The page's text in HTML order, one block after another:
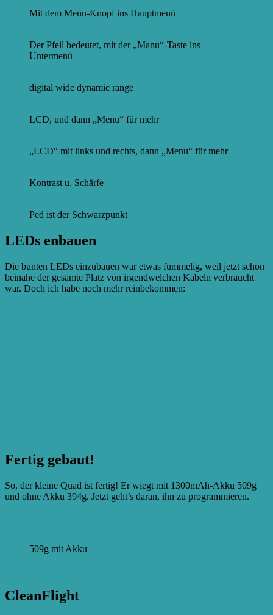
Mit dem Menu-Knopf ins Hauptmenü
Der Pfeil bedeutet, mit der „Manu“-Taste ins
Untermenü
digital wide dynamic range
LCD, und dann „Menu“ für mehr
„LCD“ mit links und rechts, dann „Menu“ für mehr
Kontrast u. Schärfe
Ped ist der Schwarzpunkt
LEDs enbauen
Die bunten LEDs einzubauen war etwas fummelig, weil jetzt schon
beinahe der gesamte Platz von irgendwelchen Kabeln verbraucht
war. Doch ich habe noch mehr reinbekommen:
Fertig gebaut!
So, der kleine Quad ist fertig! Er wiegt mit 1300mAh-Akku 509g
und ohne Akku 394g. Jetzt geht’s daran, ihn zu programmieren.
509g mit Akku
CleanFlight